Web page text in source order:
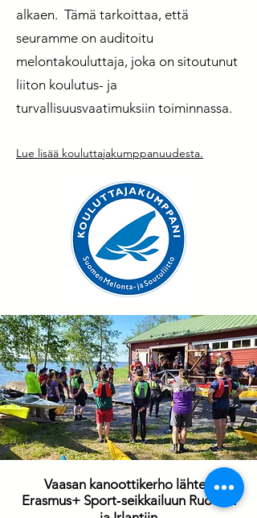
alkaen. Tämä tarkoittaa, että
seuramme on auditoitu
melontakouluttaja, joka on sitoutunut
liiton koulutus- ja
turvallisuusvaatimuksiin toiminnassa.
Lue lisää kouluttajakumppanuudesta.
Vaasan kanoottikerho lähtee
Erasmus+ Sport‑seikkailuun Ruotsiin